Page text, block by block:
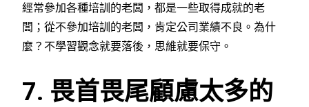
經常參加各種培訓的老闆，都是一些取得成就的老
闆；從不參加培訓的老闆，肯定公司業績不良。為什
麼？不學習觀念就要落後，思維就要保守。
7. 畏首畏尾顧慮太多的